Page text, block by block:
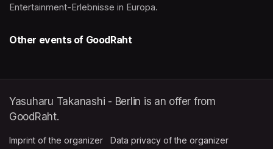
Entertainment-Erlebnisse in Europa.
Other events of GoodRaht
Yasuharu Takanashi - Berlin is an offer from
GoodRaht.
Imprint of the organizer (opens in a new tab)
Data privacy of the organizer